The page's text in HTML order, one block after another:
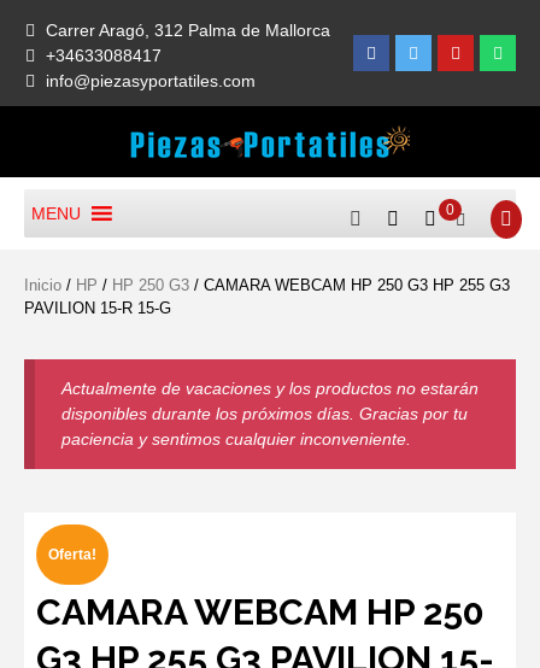
content
Carrer Aragó, 312 Palma de Mallorca
+34633088417
info@piezasyportatiles.com
Facebook
TwitterYoutube
Piezas Y Portátiles De
Ocasión, Compra Venta Y
Reparación
Teclados, Baterías, Carcasas, Placas, Gráficas, Procesadores,
MENU 0
Inicio / HP / HP 250 G3 / CAMARA WEBCAM HP 250 G3 HP 255 G3
PAVILION 15-R 15-G
Actualmente de vacaciones y los productos no estarán
disponibles durante los próximos días. Gracias por tu
paciencia y sentimos cualquier inconveniente.
Oferta!
CAMARA WEBCAM HP 250
G3 HP 255 G3 PAVILION 15-